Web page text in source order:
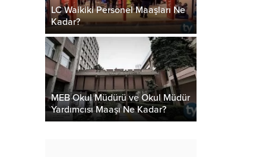
LC Waikiki Personel Maaşları Ne
Kadar?
MEB Okul Müdürü ve Okul Müdür
Yardımcısı Maaşı Ne Kadar?